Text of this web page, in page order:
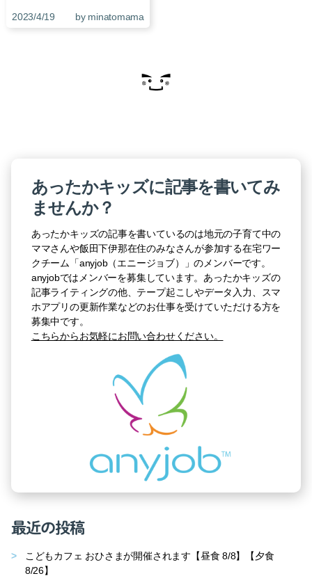
2023/4/19 by minatomama
あったかキッズに記事を書いてみ
ませんか？
あったかキッズの記事を書いているのは地元の子育て中の
ママさんや飯田下伊那在住のみなさんが参加する在宅ワー
クチーム「anyjob（エニージョブ）」のメンバーです。
anyjobではメンバーを募集しています。あったかキッズの
記事ライティングの他、テープ起こしやデータ入力、スマ
ホアプリの更新作業などのお仕事を受けていただける方を
募集中です。
こちらからお気軽にお問い合わせください。
最近の投稿
こどもカフェ おひさまが開催されます【昼食 8/8】【夕食
8/26】